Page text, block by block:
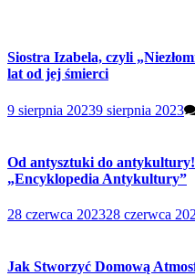
Siostra Izabela, czyli
lat od jej śmierci
9 sierpnia 20239 sierpnia 2023
Od antysztuki do antykultury!
„Encyklopedia Antykultury”
28 czerwca 202328 czerwca
Jak Stworzyć Domową